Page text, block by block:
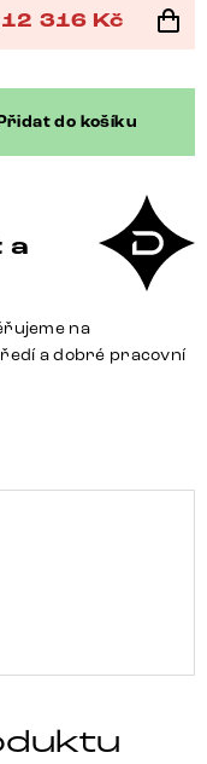
12 316 Kč
do košíku
a
na
a dobré pracovní